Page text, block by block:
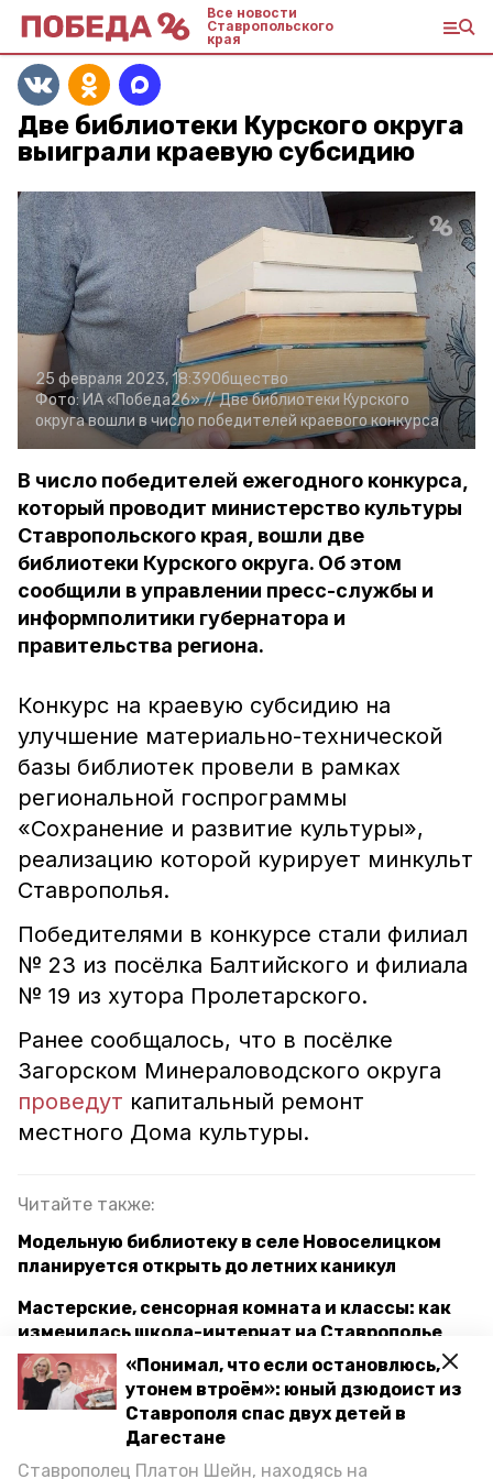
«Понимал, что если остановлюсь,
утонем втроём»: юный дзюдоист из
Ставрополя спас двух детей в
Дагестане
Ставрополец Платон Шейн, находясь на
Все новости
Ставропольского
края
Две библиотеки Курского округа
выиграли краевую субсидию
25 февраля 2023, 18:39Общество
Фото:ИА «Победа26» //Две библиотеки Курского
округа вошли в число победителей краевого конкурса
В число победителей ежегодного конкурса,
который проводит министерство культуры
Ставропольского края, вошли две
библиотеки Курского округа. Об этом
сообщили в управлении пресс-службы и
информполитики губернатора и
правительства региона.
Конкурс на краевую субсидию на
улучшение материально-технической
базы библиотек провели в рамках
региональной госпрограммы
«Сохранение и развитие культуры»,
реализацию которой курирует минкульт
Ставрополья.
Победителями в конкурсе стали филиал
№ 23 из посёлка Балтийского и филиала
№ 19 из хутора Пролетарского.
Ранее сообщалось, что в посёлке
Загорском Минераловодского округа
проведут капитальный ремонт
местного Дома культуры.
Читайте также:
Модельную библиотеку в селе Новоселицком
планируется открыть до летних каникул
Мастерские, сенсорная комната и классы: как
изменилась школа-интернат на Ставрополье
после капремонта
Два филиала централизованной библиотечной
системы Ставрополя обновят в 2023 году